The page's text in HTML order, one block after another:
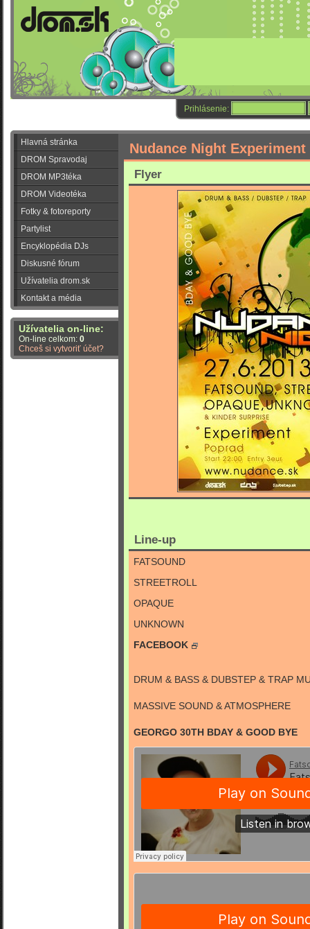
Prihlásenie:
Hlavná stránka
DROM Spravodaj
DROM MP3téka
DROM Videotéka
Fotky & fotoreporty
Partylist
Encyklopédia DJs
Diskusné fórum
Užívatelia drom.sk
Kontakt a média
Užívatelia on-line:
On-line celkom: 0
Chceš si vytvoriť účet?
Nudance Night Experiment
Flyer
Line-up
FATSOUND
STREETROLL
OPAQUE
UNKNOWN
FACEBOOK
DRUM & BASS & DUBSTEP & TRAP
MASSIVE SOUND & ATMOSPHERE
GEORGO 30TH BDAY & GOOD BYE